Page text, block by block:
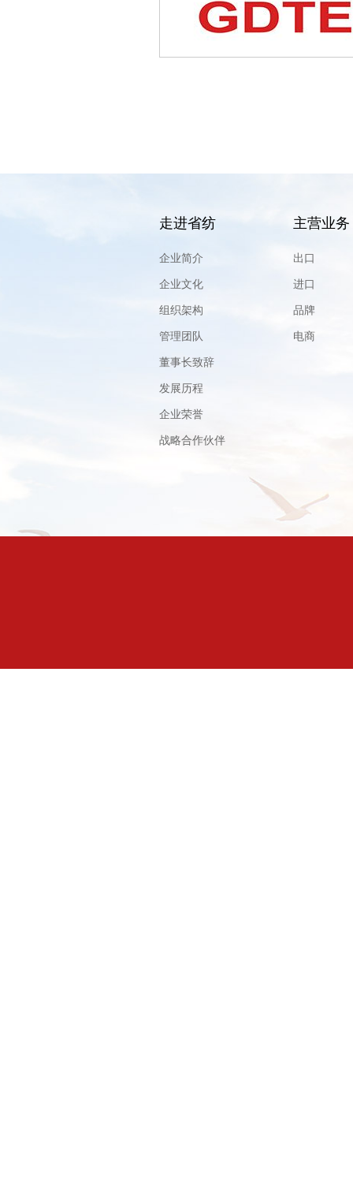
走进省纺
企业简介
企业文化
组织架构
管理团队
董事长致辞
发展历程
企业荣誉
战略合作伙伴
主营业务
出口
进口
品牌
电商